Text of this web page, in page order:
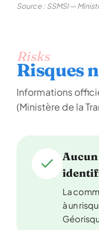
Source : SSMSI —
Risks
Risques
Informations
(Ministère de la
La
à un